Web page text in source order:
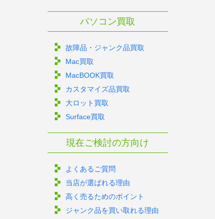
パソコン買取
故障品・ジャンク品買取
Mac買取
MacBOOK買取
カスタマイズ品買取
大ロット買取
Surface買取
現在ご検討の方向け
よくあるご質問
当店が選ばれる理由
高く売るためのポイント
ジャンク品を買い取れる理由